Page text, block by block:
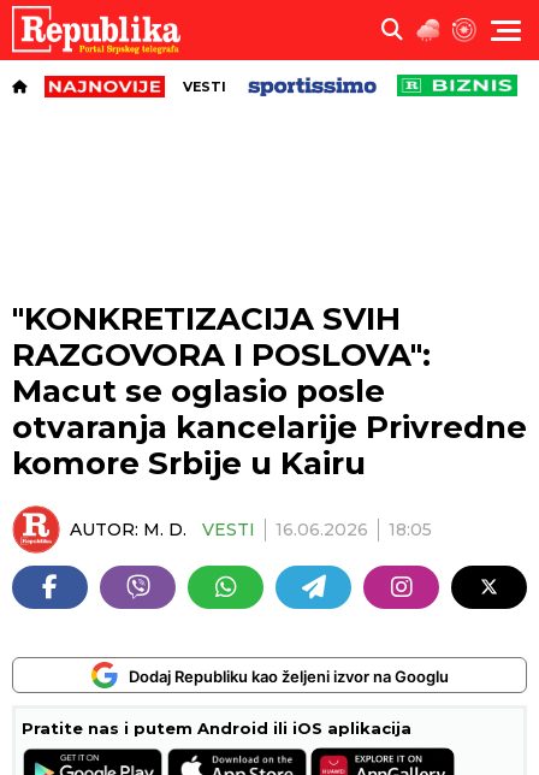
VESTI
"KONKRETIZACIJA SVIH
RAZGOVORA I POSLOVA":
Macut se oglasio posle
otvaranja kancelarije Privredne
komore Srbije u Kairu
AUTOR: M. D. VESTI 16.06.2026 18:05
Dodaj Republiku kao željeni izvor na Googlu
Pratite nas i putem Android ili iOS aplikacija